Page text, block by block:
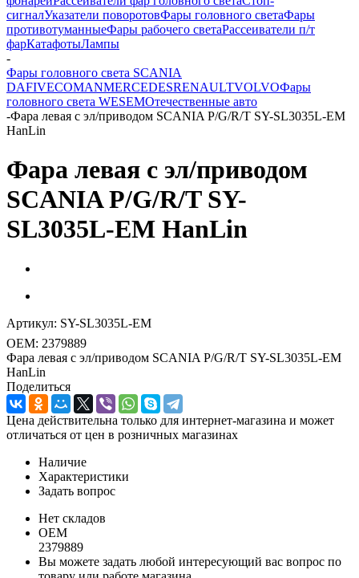
сигналУказатели поворотовФары головного светаФары
противотуманныеФары рабочего светаРассеиватели п/т
фарКатафотыЛампы
-
Фары головного света SCANIA
DAFIVECOMANMERCEDESRENAULTVOLVOФары
головного света WESEMОтечественные авто
-Фара левая с эл/приводом SCANIA P/G/R/T SY-SL3035L-EM
HanLin
Фара левая с эл/приводом
SCANIA P/G/R/T SY-
SL3035L-EM HanLin
Артикул: SY-SL3035L-EM
OEM: 2379889
Фара левая с эл/приводом SCANIA P/G/R/T SY-SL3035L-EM
HanLin
Поделиться
Цена действительна только для интернет-магазина и может
отличаться от цен в розничных магазинах
Наличие
Характеристики
Задать вопрос
Нет складов
OEM
2379889
Вы можете задать любой интересующий вас вопрос по